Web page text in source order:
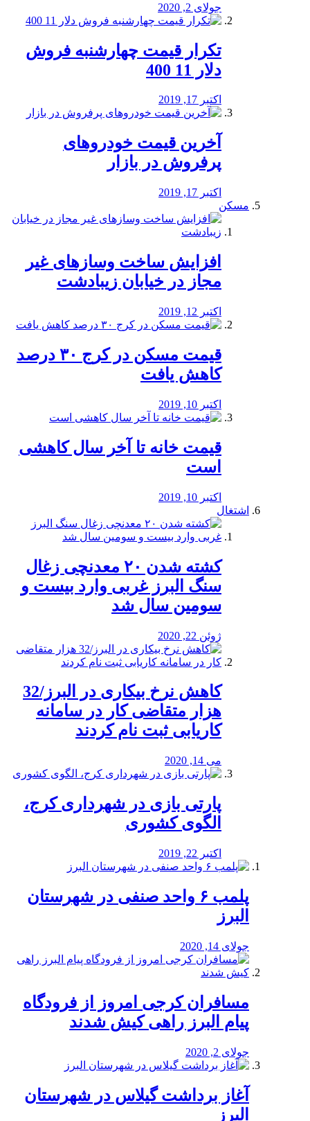
جولای 2, 2020
تکرار قیمت چهارشنبه فروش
دلار 11 400
اکتبر 17, 2019
آخرین قیمت خودرو‌های
پرفروش در بازار
اکتبر 17, 2019
مسکن
افزایش ساخت وسازهای غیر
مجاز در خیابان زیبادشت
اکتبر 12, 2019
️قیمت مسکن در کرج ۳۰ درصد
کاهش یافت
اکتبر 10, 2019
قیمت خانه تا آخر سال کاهشی
است
اکتبر 10, 2019
اشتغال
کشته شدن ۲۰ معدنچی زغال
سنگ البرز غربی وارد بیست و
سومین سال شد
ژوئن 22, 2020
کاهش نرخ بیکاری در البرز/32
هزار متقاضی کار در سامانه
کاریابی ثبت نام کردند
می 14, 2020
پارتی بازی در شهرداری کرج،
الگوی کشوری
اکتبر 22, 2019
پلمب ۶ واحد صنفی در شهرستان
البرز
جولای 14, 2020
مسافران کرجی امروز از فرودگاه
پیام البرز راهی کیش شدند
جولای 2, 2020
آغاز برداشت گیلاس در شهرستان
البرز